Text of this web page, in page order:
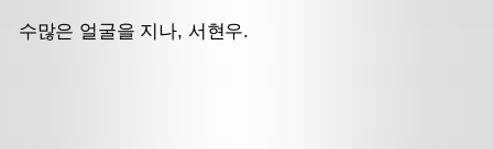
수많은 얼굴을 지나, 서현우.